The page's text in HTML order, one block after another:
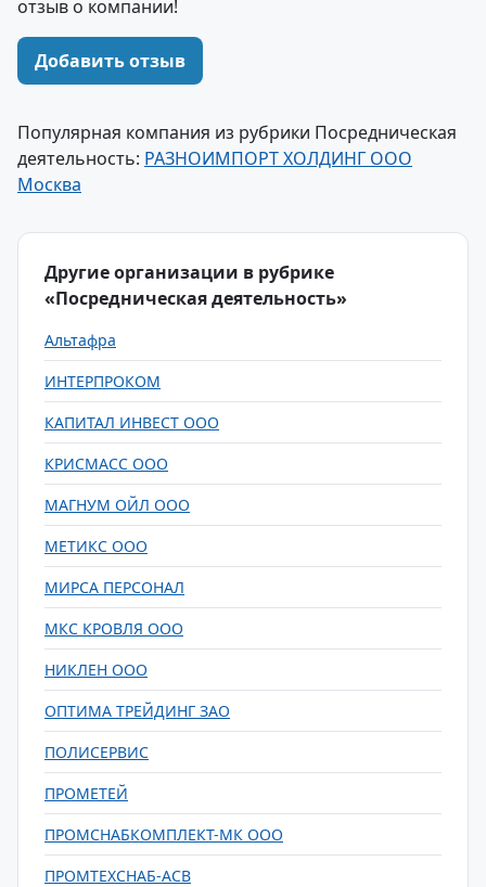
отзыв о компании!
Добавить отзыв
Популярная компания из рубрики Посредническая
деятельность: РАЗНОИМПОРТ ХОЛДИНГ ООО
Москва
Другие организации в рубрике
«Посредническая деятельность»
Альтафра
ИНТЕРПРОКОМ
КАПИТАЛ ИНВЕСТ ООО
КРИСМАСС ООО
МАГНУМ ОЙЛ ООО
МЕТИКС ООО
МИРСА ПЕРСОНАЛ
МКС КРОВЛЯ ООО
НИКЛЕН ООО
ОПТИМА ТРЕЙДИНГ ЗАО
ПОЛИСЕРВИС
ПРОМЕТЕЙ
ПРОМСНАБКОМПЛЕКТ-МК ООО
ПРОМТЕХСНАБ-АСВ